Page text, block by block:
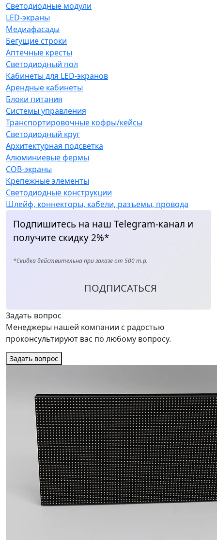
Светодиодные модули
LED-экраны
Медиафасады
Бегущие строки
Аптечные кресты
Светодиодный пол
Кабинеты для LED-экранов
Арендные кабинеты
Блоки питания
Системы управления
Транспортировочные кофры/кейсы
Светодиодный круг
Архитектурная подсветка
Алюминиевые фермы
COB-экраны
Крепежные элементы
Светодиодные конструкции
Шлейф, коннекторы, кабели, разъемы, провода
Подпишитесь на наш Telegram-канал и
получите скидку 2%*
*Скидка действительна при заказе от 500 т.р.
ПОДПИСАТЬСЯ
Задать вопрос
Менеджеры нашей компании с радостью
проконсультируют вас по любому вопросу.
Задать вопрос